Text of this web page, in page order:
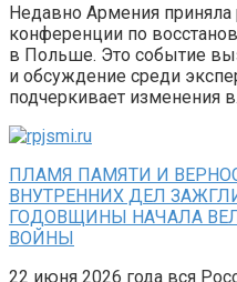
Недавно Армения приняла
конференции по
в Польше. Это событие
и обсуждение среди
подчеркивает изменения
ПЛАМЯ ПАМЯТИ И
ВНУТРЕННИХ ДЕЛ
ГОДОВЩИНЫ НАЧАЛА
ВОЙНЫ
22 июня 2026 года вся